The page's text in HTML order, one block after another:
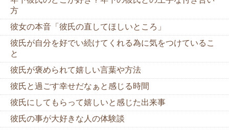
方
彼女の本音「彼氏の直してほしいところ」
彼氏が自分を好でい続けてくれる為に気をつけているこ
と
彼氏が褒められて嬉しい言葉や方法
彼氏と過ごす幸せだなぁと感じる時間
彼氏にしてもらって嬉しいと感じた出来事
彼氏の事が大好きな人の体験談